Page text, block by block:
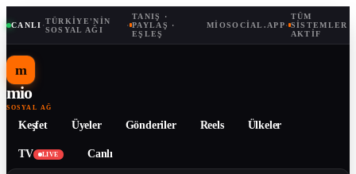
CANLI ·TÜRKIYE'NIN
SOSYAL AĞI
·
TANIŞ ·
PAYLAŞ ·
EŞLEŞ
MIOSOCIAL.APP·
TÜM
SISTEMLER
AKTIF
m
mio
SOSYAL AĞ
Keşfet Üyeler Gönderiler Reels Ülkeler
TV LIVE Canlı